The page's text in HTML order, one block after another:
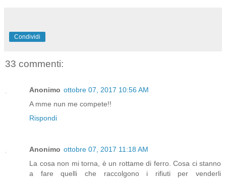
Condividi
33 commenti:
Anonimo ottobre 07, 2017 10:56 AM
A mme nun me compete!!
Rispondi
Anonimo ottobre 07, 2017 11:18 AM
La cosa non mi torna, è un rottame di ferro. Cosa ci stanno
a fare quelli che raccolgono i rifiuti per venderli